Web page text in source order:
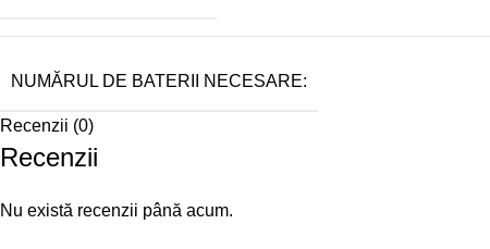
NUMĂRUL DE BATERII NECESARE:
Recenzii (0)
Recenzii
Nu există recenzii până acum.